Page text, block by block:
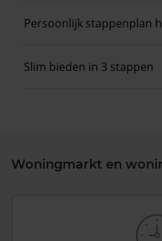
Persoonlijk stappenplan
Slim bieden in 3 stappen
Woningmarkt en